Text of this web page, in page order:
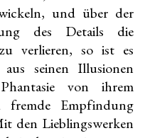
und über der
des Details die
verlieren, so ist es
seinen Illusionen
von ihrem
fremde Empfindung
den Lieblingswerken